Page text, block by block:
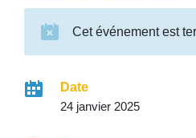
Cet événement est
Date
24 janvier 2025